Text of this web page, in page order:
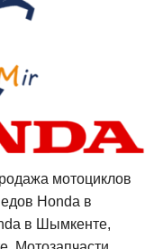
мотоциклов
Honda в
в Шымкенте,